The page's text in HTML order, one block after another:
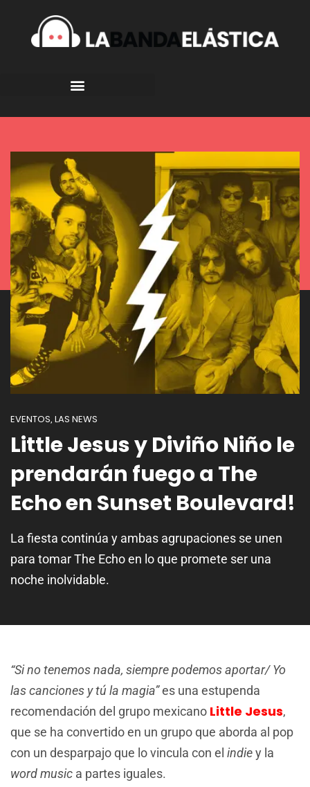
EVENTOS, LAS NEWS
Little Jesus y Diviño Niño le
prendarán fuego a The
Echo en Sunset Boulevard!
La fiesta continúa y ambas agrupaciones se unen
para tomar The Echo en lo que promete ser una
noche inolvidable.
“Si no tenemos nada, siempre podemos aportar/ Yo
las canciones y tú la magia”es una estupenda
recomendación del grupo mexicano Little Jesus,
que se ha convertido en un grupo que aborda al pop
con un desparpajo que lo vincula con el indiey la
word music a partes iguales.